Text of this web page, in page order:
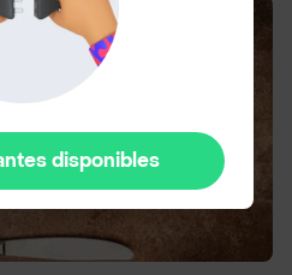
disponibles